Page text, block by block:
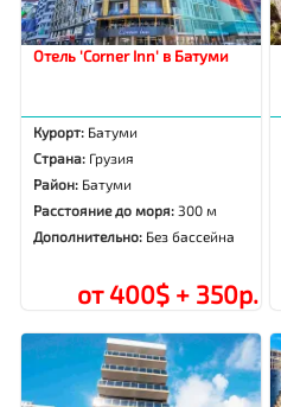
Отель 'Corner Inn' в Батуми
Курорт: Батуми
Страна: Грузия
Район: Батуми
Расстояние до моря: 300 м
Дополнительно: Без бассейна
от 400$ + 350р.